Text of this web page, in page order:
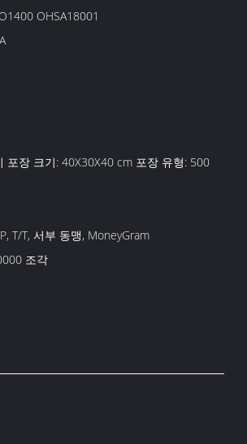
OHSA18001
cm 포장 유형: 500
T/T, 서부 동맹, MoneyGram
조각